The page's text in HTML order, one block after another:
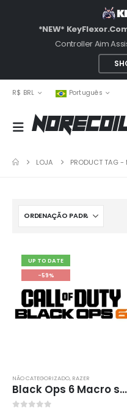
*NEW*
Controller Aim
R$ BRL Português
LOJA PRODUCT TAG -
UP TO DATE
-59%
NÃO CATEGORIZADO, RAZER
Black Ops 6 Macro sem recuo